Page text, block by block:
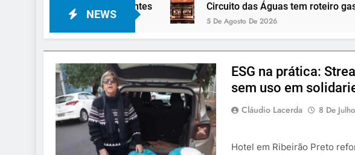
NEWS
os viajantes Circuito das Águas tem roteiro gastronômico para
5 De Agosto De 2026
ESG na prática:
sem uso em
Cláudio Lacerda 8 De
Hotel em Ribeirão Preto